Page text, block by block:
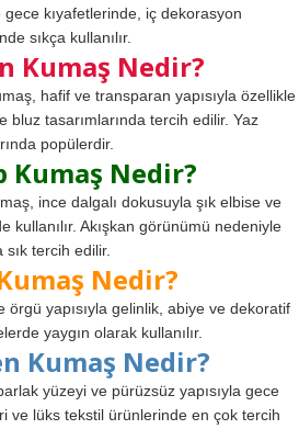
gece kıyafetlerinde, iç dekorasyon
sıkça kullanılır.
Kumaş Nedir?
hafif ve transparan yapısıyla özellikle
bluz tasarımlarında tercih edilir. Yaz
popülerdir.
Kumaş Nedir?
ince dalgalı dokusuyla şık elbise ve
kullanılır. Akışkan görünümü nedeniyle
sık tercih edilir.
Nedir?
örgü yapısıyla gelinlik, abiye ve dekoratif
yaygın olarak kullanılır.
Kumaş Nedir?
yüzeyi ve pürüzsüz yapısıyla gece
ve lüks tekstil ürünlerinde en çok tercih